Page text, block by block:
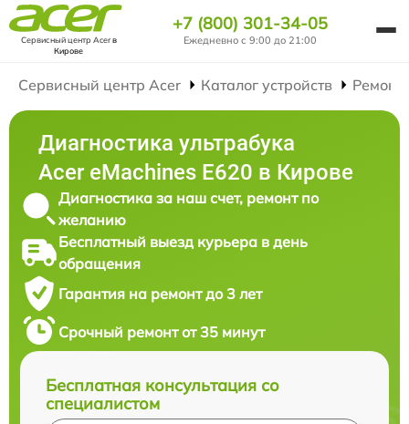
Сервисный центр Acerв
Кирове
+7 (800) 301-34-05
Ежедневно с 9:00 до 21:00
Сервисный центр Acer Каталог устройств Ремонт
Диагностика ультрабука
Acer eMachines E620 в Кирове
Диагностика за наш счет, ремонт по
желанию
Бесплатный выезд курьера в день
обращения
Гарантия на ремонт до 3 лет
Срочный ремонт от 35 минут
Бесплатная консультация со
специалистом